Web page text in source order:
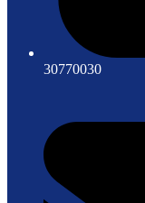
30770030